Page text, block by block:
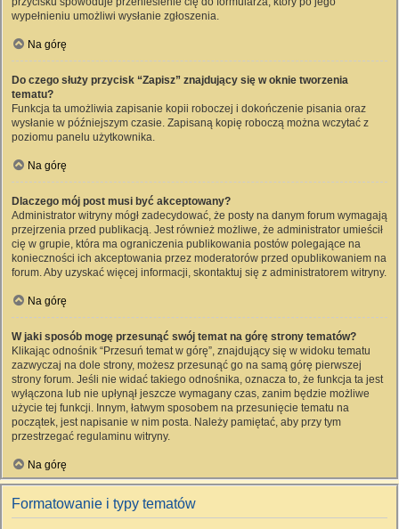
wypełnieniu umożliwi wysłanie zgłoszenia.
Na górę
Do czego służy przycisk “Zapisz” znajdujący się w oknie tworzenia
tematu?
Funkcja ta umożliwia zapisanie kopii roboczej i dokończenie pisania oraz
wysłanie w późniejszym czasie. Zapisaną kopię roboczą można wczytać z
poziomu panelu użytkownika.
Na górę
Dlaczego mój post musi być akceptowany?
Administrator witryny mógł zadecydować, że posty na danym forum wymagają
przejrzenia przed publikacją. Jest również możliwe, że administrator umieścił
cię w grupie, która ma ograniczenia publikowania postów polegające na
konieczności ich akceptowania przez moderatorów przed opublikowaniem na
forum. Aby uzyskać więcej informacji, skontaktuj się z administratorem witryny.
Na górę
W jaki sposób mogę przesunąć swój temat na górę strony tematów?
Klikając odnośnik “Przesuń temat w górę”, znajdujący się w widoku tematu
zazwyczaj na dole strony, możesz przesunąć go na samą górę pierwszej
strony forum. Jeśli nie widać takiego odnośnika, oznacza to, że funkcja ta jest
wyłączona lub nie upłynął jeszcze wymagany czas, zanim będzie możliwe
użycie tej funkcji. Innym, łatwym sposobem na przesunięcie tematu na
początek, jest napisanie w nim posta. Należy pamiętać, aby przy tym
przestrzegać regulaminu witryny.
Na górę
Formatowanie i typy tematów